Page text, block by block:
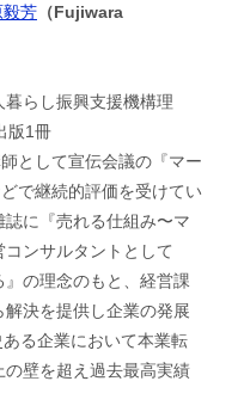
毅芳 （Fujiwara
らし振興支援機構理
版1冊
として宣伝会議の『マー
で継続的評価を受けてい
に『売れる仕組み〜マ
ンサルタントとして
』の理念のもと、経営課
決を提供し企業の発展
る企業において本業転
壁を超え過去最高実績